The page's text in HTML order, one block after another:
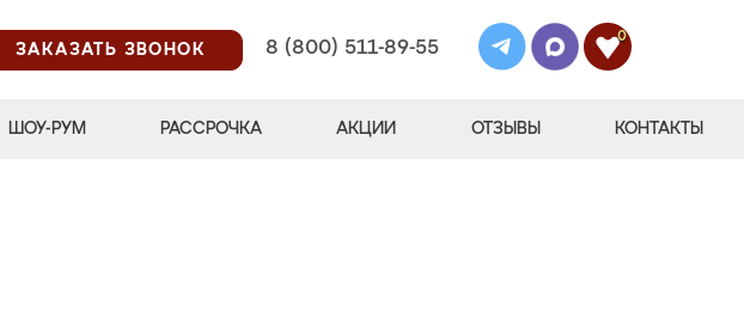
ЗАКАЗАТЬ ЗВОНОК
8 (800) 511-89-55
0
ШОУ-РУМ РАССРОЧКА АКЦИИ ОТЗЫВЫ КОНТАКТЫ